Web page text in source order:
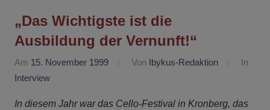
„Das Wichtigste ist die
Ausbildung der Vernunft!“
Am 15. November 1999 Von Ibykus-Redaktion
In
Interview
In diesem Jahr war das Cello-Festival in Kronberg, das